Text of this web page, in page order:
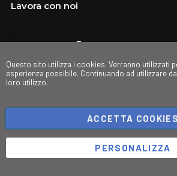
Lavora con noi
Negozi
Questo sito utilizza i cookies. Verranno utilizzati
esperienza possibile. Continuando ad utilizzare
loro utilizzo.
ACCETTA COOKIES
PERSONALIZZA